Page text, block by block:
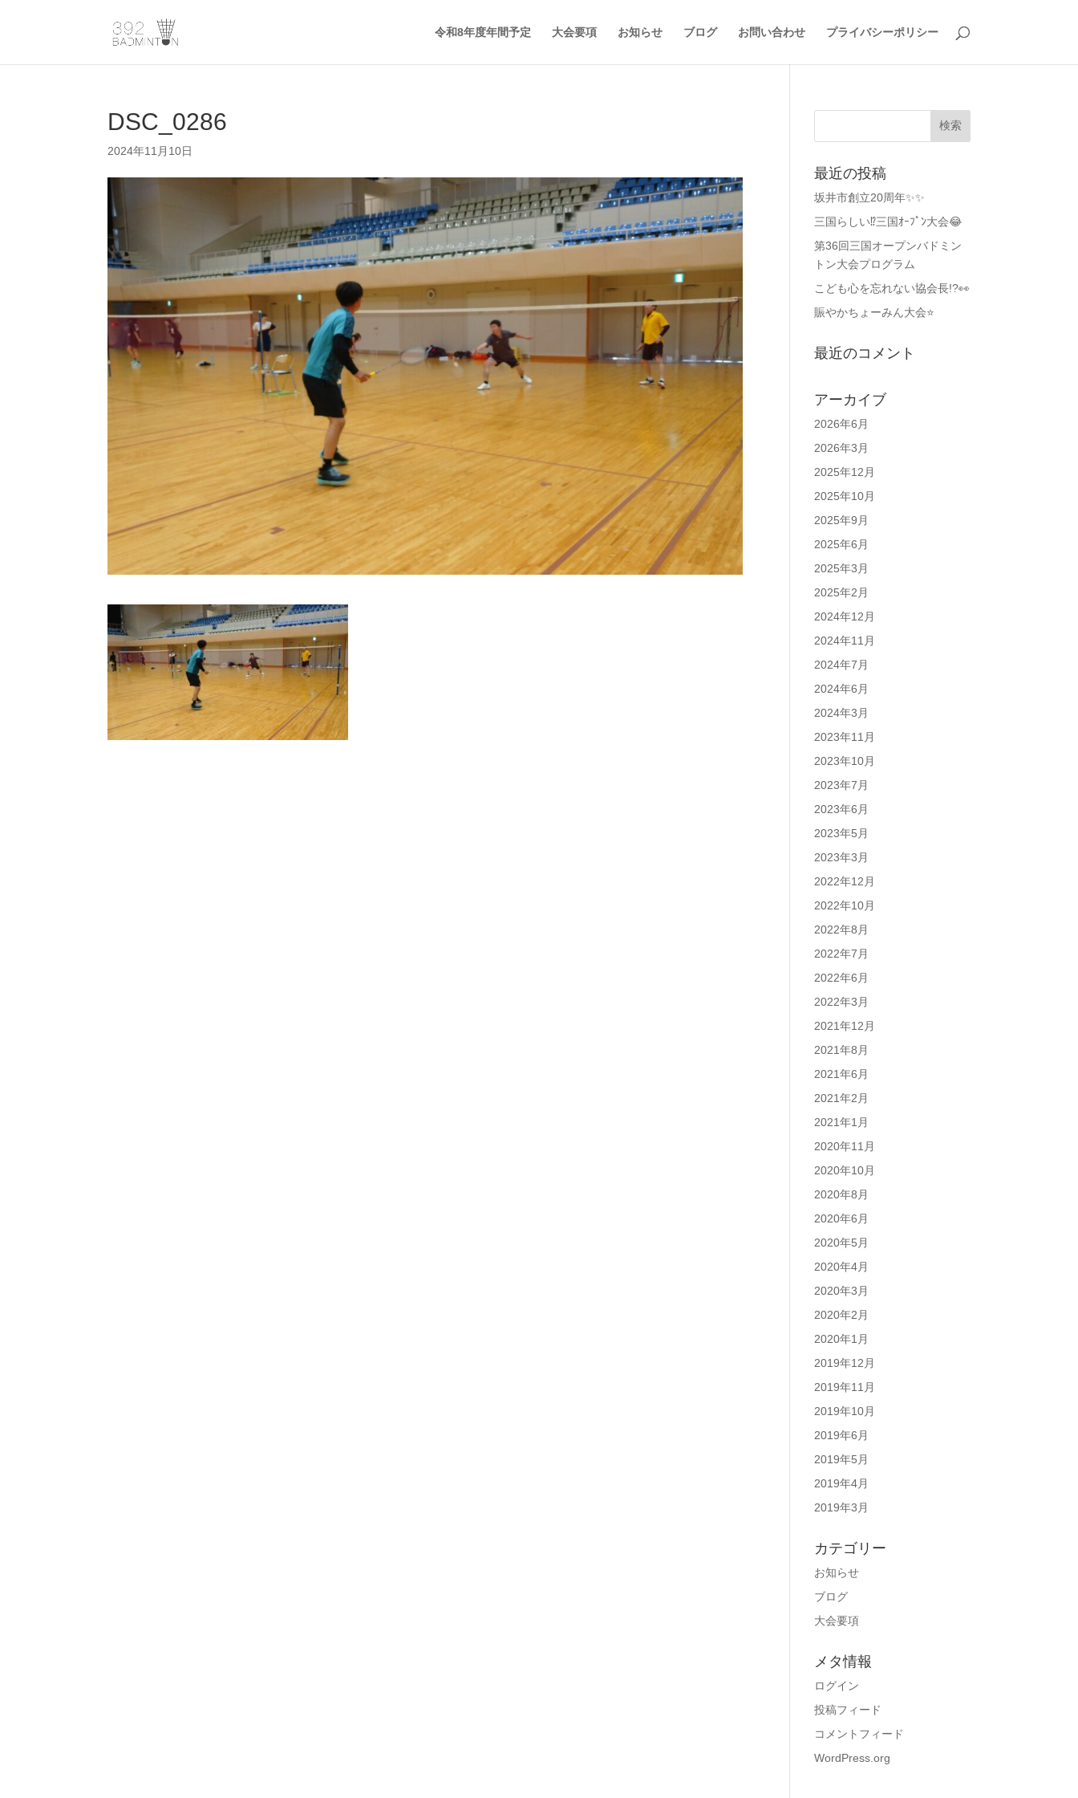
令和8年度年間予定 大会要項 お知らせ ブログ お問い合わせ プライバシーポリシー
DSC_0286
2024年11月10日
最近の投稿
坂井市創立20周年✨✨
三国らしい⁉️三国ｵｰﾌﾟﾝ大会😂
第36回三国オープンバドミン
トン大会プログラム
こども心を忘れない協会長!?👀
賑やかちょーみん大会⭐
最近のコメント
アーカイブ
2026年6月
2026年3月
2025年12月
2025年10月
2025年9月
2025年6月
2025年3月
2025年2月
2024年12月
2024年11月
2024年7月
2024年6月
2024年3月
2023年11月
2023年10月
2023年7月
2023年6月
2023年5月
2023年3月
2022年12月
2022年10月
2022年8月
2022年7月
2022年6月
2022年3月
2021年12月
2021年8月
2021年6月
2021年2月
2021年1月
2020年11月
2020年10月
2020年8月
2020年6月
2020年5月
2020年4月
2020年3月
2020年2月
2020年1月
2019年12月
2019年11月
2019年10月
2019年6月
2019年5月
2019年4月
2019年3月
カテゴリー
お知らせ
ブログ
大会要項
メタ情報
ログイン
投稿フィード
コメントフィード
WordPress.org